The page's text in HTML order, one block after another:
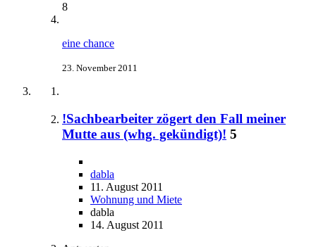
8
eine chance
23. November 2011
!Sachbearbeiter zögert den Fall meiner
Mutte aus (whg. gekündigt)! 5
dabla
11. August 2011
Wohnung und Miete
dabla
14. August 2011